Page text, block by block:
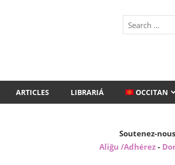
ARTICLES LIBRARIÁ OCCITAN
Soutenez-
Aliĝu /Adhérez -